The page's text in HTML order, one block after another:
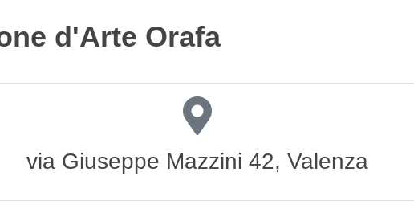
d'Arte Orafa
via Giuseppe Mazzini 42, Valenza